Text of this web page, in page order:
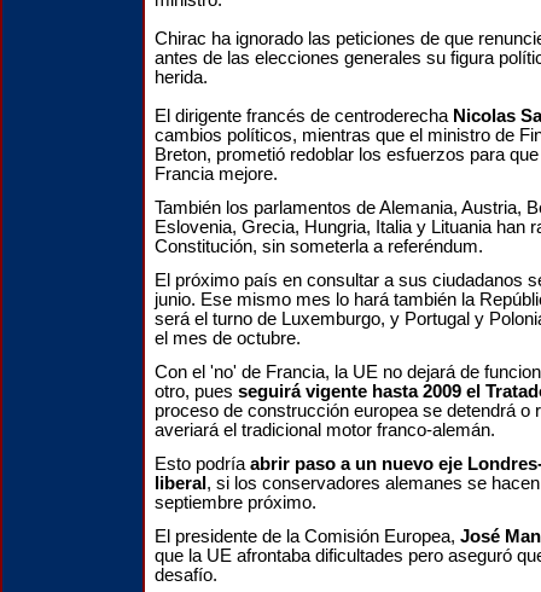
Chirac ha ignorado las peticiones de que
antes de las elecciones generales su figura
herida.
El dirigente francés de centroderecha Nicolas
cambios políticos, mientras que el ministro de
Breton, prometió redoblar los esfuerzos para
Francia mejore.
También los parlamentos de Alemania, Austria,
Eslovenia, Grecia, Hungria, Italia y Lituania han
Constitución, sin someterla a referéndum.
El próximo país en consultar a sus ciudadanos
junio. Ese mismo mes lo hará también la
será el turno de Luxemburgo, y Portugal y
el mes de octubre.
Con el 'no' de Francia, la UE no dejará de
otro, pues seguirá vigente hasta 2009 el
proceso de construcción europea se detendrá o
averiará el tradicional motor franco-alemán.
Esto podría abrir paso a un nuevo eje
liberal , si los conservadores alemanes se
septiembre próximo.
El presidente de la Comisión Europea, José
que la UE afrontaba dificultades pero aseguró
desafío.